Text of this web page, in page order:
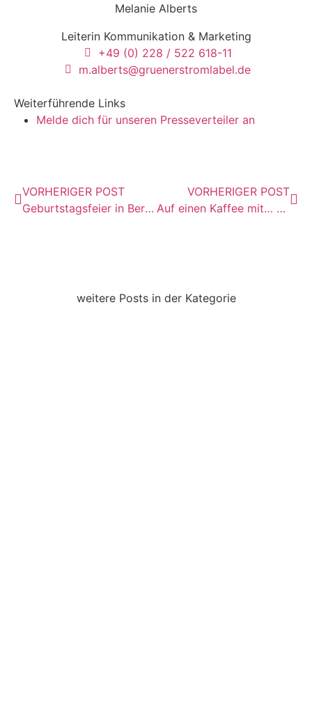
Melanie Alberts
Leiterin Kommunikation & Marketing
+49 (0) 228 / 522 618-11
m.alberts@gruenerstromlabel.de
Weiterführende Links
Melde dich für unseren Presseverteiler an
VORHERIGER POST
Geburtstagsfeier in Berlin: Anstoßen auf 25 Jahre gemeinsame Arbeit für die Energiewende
VORHERIGER POST
Auf einen Kaffee mit… Melanie – Leiterin Kommunikation und Marketing
weitere Posts in der Kategorie